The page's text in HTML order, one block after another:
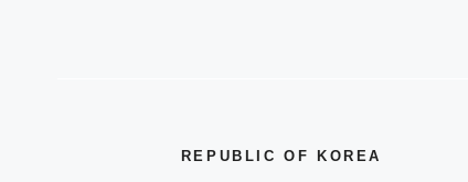
REPUBLIC OF KOREA